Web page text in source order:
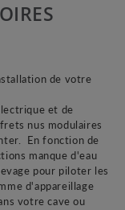
de votre
et de
nus modulaires
En fonction de
manque d'eau
pour piloter les
d'appareillage
votre cave ou